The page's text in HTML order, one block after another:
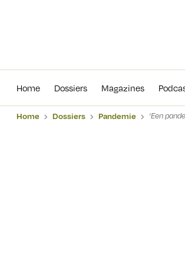
Home Dossiers Magazines
Home Dossiers Pandemie ‘Een